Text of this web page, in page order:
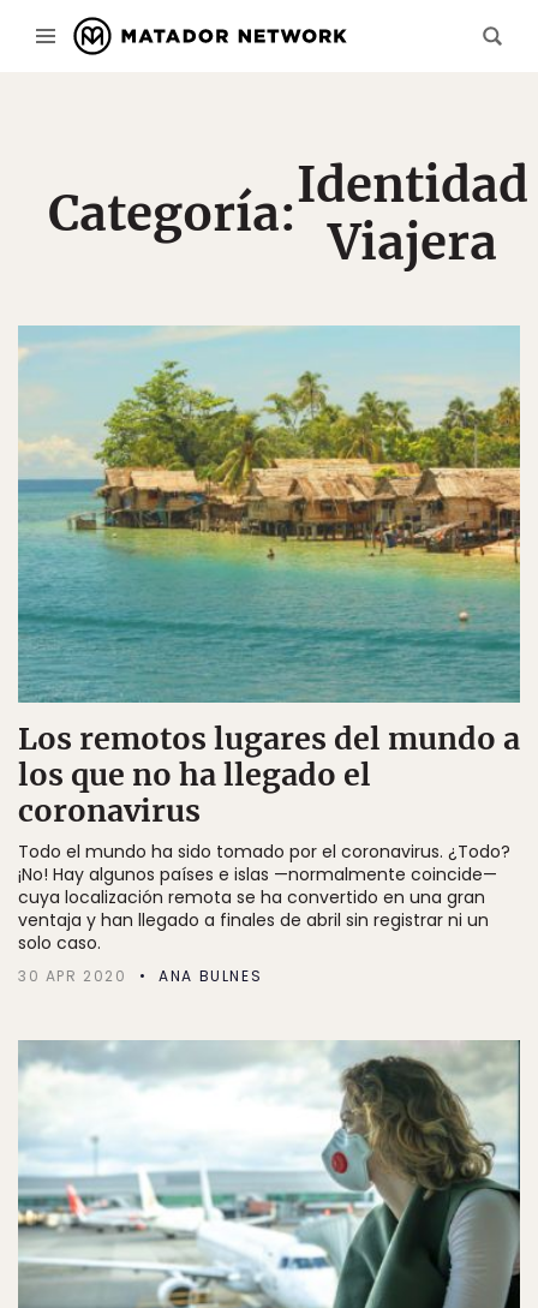
Categoría:Identidad
Viajera
Los remotos lugares del mundo a
los que no ha llegado el
coronavirus
Todo el mundo ha sido tomado por el coronavirus. ¿Todo?
¡No! Hay algunos países e islas —normalmente coincide—
cuya localización remota se ha convertido en una gran
ventaja y han llegado a finales de abril sin registrar ni un
solo caso.
30 APR 2020 ANA BULNES